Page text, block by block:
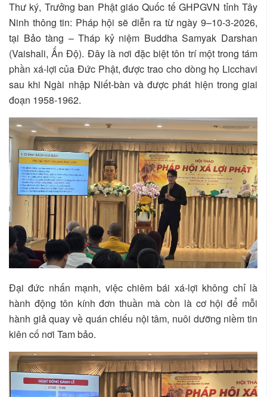
Thư ký, Trưởng ban Phật giáo Quốc tế GHPGVN tỉnh Tây
Ninh thông tin: Pháp hội sẽ diễn ra từ ngày 9–10-3-2026,
tại Bảo tàng – Tháp kỷ niệm Buddha Samyak Darshan
(Vaishali, Ấn Độ). Đây là nơi đặc biệt tôn trí một trong tám
phần xá-lợi của Đức Phật, được trao cho dòng họ Licchavi
sau khi Ngài nhập Niết-bàn và được phát hiện trong giai
đoạn 1958-1962.
Đại đức nhấn mạnh, việc chiêm bái xá-lợi không chỉ là
hành động tôn kính đơn thuần mà còn là cơ hội để mỗi
hành giả quay về quán chiếu nội tâm, nuôi dưỡng niềm tin
kiên cố nơi Tam bảo.